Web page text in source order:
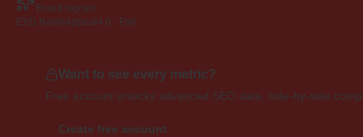
Brand signals
EXD NameAppeal 4.0 · Fair
Want to see every metric?
Free account unlocks advanced SEO data, side-by-side
Create free account